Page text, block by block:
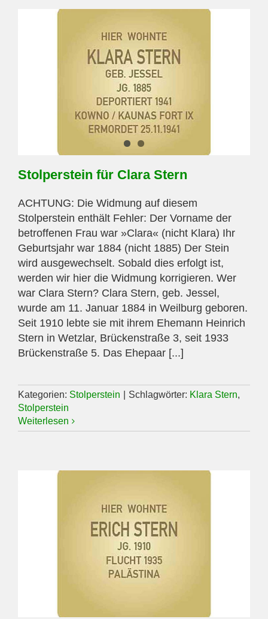
Stolperstein für Clara Stern
ACHTUNG: Die Widmung auf diesem
Stolperstein enthält Fehler: Der Vorname der
betroffenen Frau war »Clara« (nicht Klara) Ihr
Geburtsjahr war 1884 (nicht 1885) Der Stein
wird ausgewechselt. Sobald dies erfolgt ist,
werden wir hier die Widmung korrigieren. Wer
war Clara Stern? Clara Stern, geb. Jessel,
wurde am 11. Januar 1884 in Weilburg geboren.
Seit 1910 lebte sie mit ihrem Ehemann Heinrich
Stern in Wetzlar, Brückenstraße 3, seit 1933
Brückenstraße 5. Das Ehepaar [...]
Kategorien: Stolperstein Schlagwörter: Klara Stern,
Stolperstein
Weiterlesen